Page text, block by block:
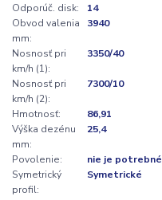
Odporúč. disk:
14
Obvod valenia
mm:
3940
Nosnosť pri
km/h (1):
3350/40
Nosnosť pri
km/h (2):
7300/10
Hmotnosť:
86,91
Výška dezénu
mm:
25,4
Povolenie:
nie je potrebné
Symetrický
profil:
Symetrické